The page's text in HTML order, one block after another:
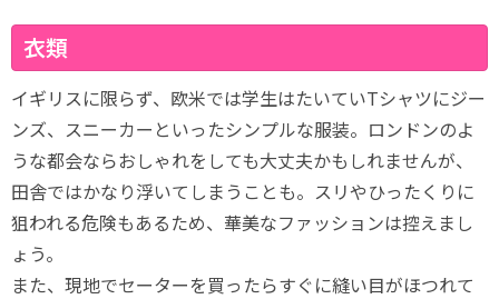
衣類
イギリスに限らず、欧米では学生はたいていTシャツにジー
ンズ、スニーカーといったシンプルな服装。ロンドンのよ
うな都会ならおしゃれをしても大丈夫かもしれませんが、
田舎ではかなり浮いてしまうことも。スリやひったくりに
狙われる危険もあるため、華美なファッションは控えまし
ょう。
また、現地でセーターを買ったらすぐに縫い目がほつれて